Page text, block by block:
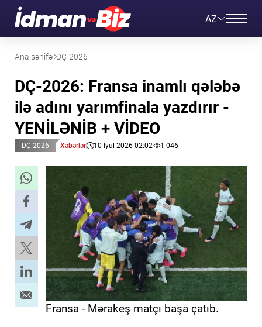
AZ
Ana səhifə DÇ-2026
DÇ-2026: Fransa inamlı qələbə
ilə adını yarımfinala yazdırır -
YENİLƏNİB + VİDEO
DÇ-2026 Xəbərlər 10 İyul 2026 02:02 1 046
Fransa - Mərakeş matçı başa çatıb.